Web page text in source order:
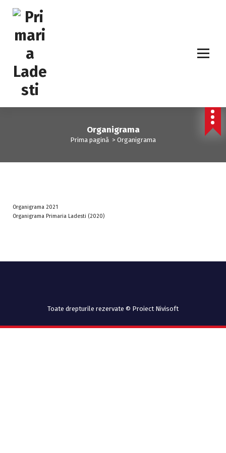
Organigrama
Prima pagină > Organigrama
Organigrama 2021
Organigrama Primaria Ladesti (2020)
Toate drepturile rezervate © Proiect Nivisoft